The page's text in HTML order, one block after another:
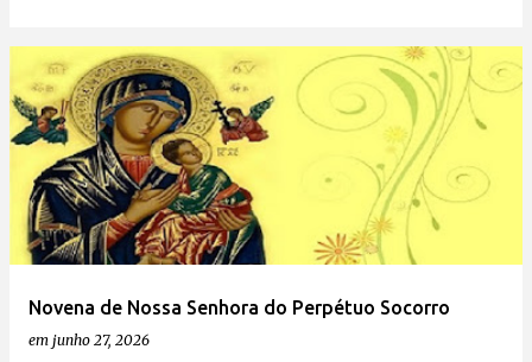
Novena de Nossa Senhora do Perpétuo Socorro
em junho 27, 2026